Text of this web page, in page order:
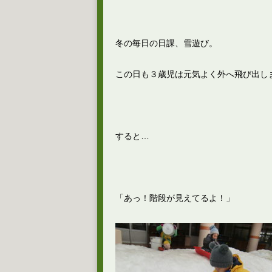
冬の毎日の日課、雪遊び。
この日も３歳児は元気よく外へ飛び出し
すると…
「あっ！階段が見えてるよ！」